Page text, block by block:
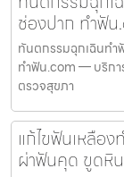
ช่องปาก ทำฟั
ทันตกรรมฉุกเฉินทำ
ทำฟัน.com — บริก
ตรวจสุขภา
แก้ไขฟันเหลือ
ผ่าฟันคุด ขูดหิ